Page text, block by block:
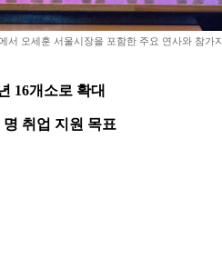
서 오세훈 서울시장을 포함한 주요 연사와 참가
16개소로 확대
취업 지원 목표